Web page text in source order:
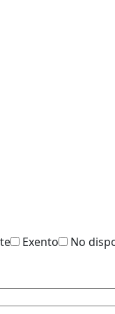
Exento
No